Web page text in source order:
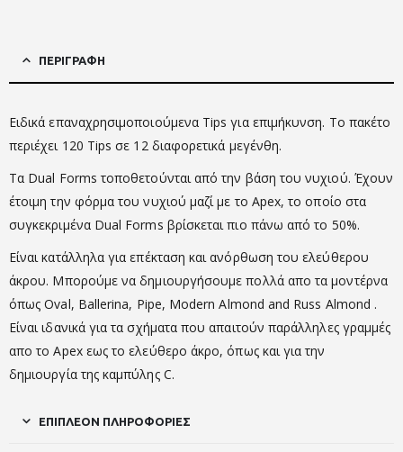
ΠΕΡΙΓΡΑΦΉ
Ειδικά επαναχρησιμοποιούμενα Tips για επιμήκυνση. Το πακέτο
περιέχει 120 Tips σε 12 διαφορετικά μεγένθη.
Τα Dual Forms τοποθετούνται από την βάση του νυχιού. Έχουν
έτοιμη την φόρμα του νυχιού μαζί με το Apex, το οποίο στα
συγκεκριμένα Dual Forms βρίσκεται πιο πάνω από το 50%.
Είναι κατάλληλα για επέκταση και ανόρθωση του ελεύθερου
άκρου. Μπορούμε να δημιουργήσουμε πολλά απο τα μοντέρνα
όπως Oval, Ballerina, Pipe, Modern Almond and Russ Almond .
Είναι ιδανικά για τα σχήματα που απαιτούν παράλληλες γραμμές
απο το Apex εως το ελεύθερο άκρο, όπως και για την
δημιουργία της καμπύλης C.
ΕΠΙΠΛΈΟΝ ΠΛΗΡΟΦΟΡΊΕΣ